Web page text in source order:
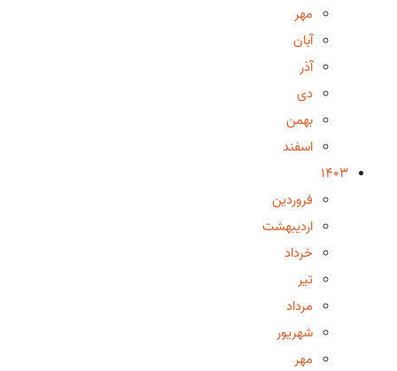
مهر
آبان
آذر
دی
بهمن
اسفند
1403
فروردین
اردیبهشت
خرداد
تیر
مرداد
شهریور
مهر